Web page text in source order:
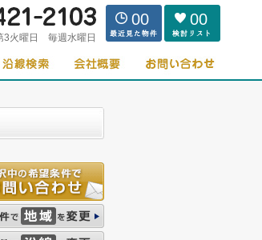
3火曜日 毎週水曜日
00 00